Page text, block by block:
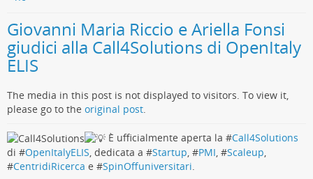
Giovanni Maria Riccio e Ariella Fonsi
giudici alla Call4Solutions di OpenItaly
ELIS
The media in this post is not displayed to visitors. To view it,
please go to the original post
È ufficialmente aperta la #Call4Solutions
di #OpenItalyELIS, dedicata a #Startup, #PMI, #Scaleup,
#CentridiRicerca e #SpinOffuniversitari.